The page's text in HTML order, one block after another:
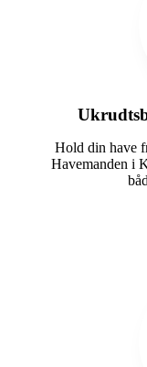
Hold din have
Havemanden i